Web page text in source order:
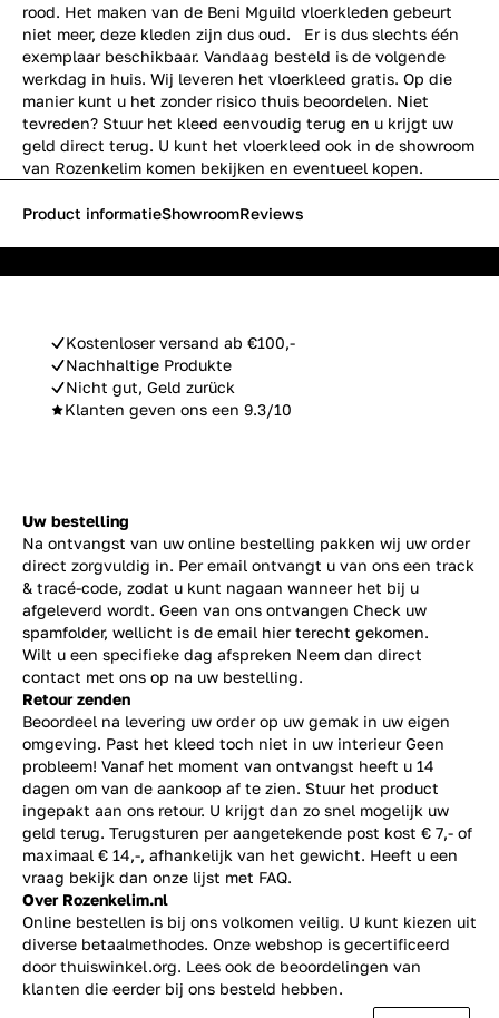
rood. Het maken van de Beni Mguild vloerkleden gebeurt
niet meer, deze kleden zijn dus oud. Er is dus slechts één
exemplaar beschikbaar. Vandaag besteld is de volgende
werkdag in huis. Wij leveren het vloerkleed gratis. Op die
manier kunt u het zonder risico thuis beoordelen. Niet
tevreden? Stuur het kleed eenvoudig terug en u krijgt uw
geld direct terug. U kunt het vloerkleed ook in de showroom
van Rozenkelim komen bekijken en eventueel kopen.
Kostenloser versand ab €100,-
Nachhaltige Produkte
Nicht gut, Geld zurück
Klanten geven ons een 9.3/10
Product informatieShowroomReviews
Uw bestelling
Na ontvangst van uw online bestelling pakken wij uw order
direct zorgvuldig in. Per email ontvangt u van ons een track
& tracé-code, zodat u kunt nagaan wanneer het bij u
afgeleverd wordt. Geen van ons ontvangen Check uw
spamfolder, wellicht is de email hier terecht gekomen.
Wilt u een specifieke dag afspreken Neem dan direct
contact met ons op na uw bestelling.
Retour zenden
Beoordeel na levering uw order op uw gemak in uw eigen
omgeving. Past het kleed toch niet in uw interieur Geen
probleem! Vanaf het moment van ontvangst heeft u 14
dagen om van de aankoop af te zien. Stuur het product
ingepakt aan ons retour. U krijgt dan zo snel mogelijk uw
geld terug. Terugsturen per aangetekende post kost € 7,- of
maximaal € 14,-, afhankelijk van het gewicht. Heeft u een
vraag bekijk dan onze lijst met FAQ.
Over Rozenkelim.nl
Online bestellen is bij ons volkomen veilig. U kunt kiezen uit
diverse betaalmethodes. Onze webshop is gecertificeerd
door thuiswinkel.org. Lees ook de beoordelingen van
klanten die eerder bij ons besteld hebben.